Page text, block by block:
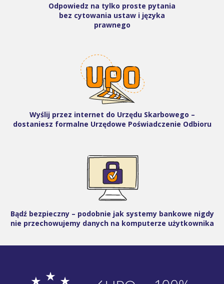
Odpowiedz na tylko proste pytania
bez cytowania ustaw i języka
prawnego
Wyślij przez internet do Urzędu Skarbowego –
dostaniesz formalne Urzędowe Poświadczenie Odbioru
Bądź bezpieczny – podobnie jak systemy bankowe nigdy
nie przechowujemy danych na komputerze użytkownika